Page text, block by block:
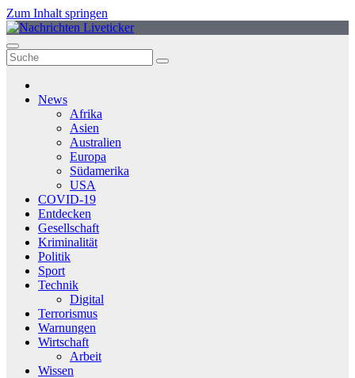
Zum Inhalt springen
News
Afrika
Asien
Australien
Europa
Südamerika
USA
COVID-19
Entdecken
Gesellschaft
Kriminalität
Politik
Sport
Technik
Digital
Terrorismus
Warnungen
Wirtschaft
Arbeit
Wissen